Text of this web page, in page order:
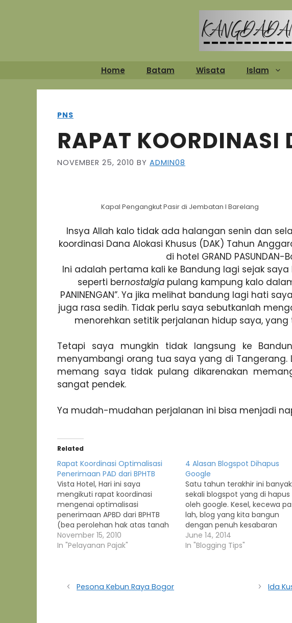
Home Batam Wisata Islam
PNS
RAPAT KOORDINASI
NOVEMBER 25, 2010 BY ADMIN08
Kapal Pengangkut Pasir di Jembatan I Barelang
Insya Allah kalo tidak ada halangan senin dan
koordinasi Dana Alokasi Khusus (DAK) Tahun
di hotel GRAND PASUNDAN-
Ini adalah pertama kali ke Bandung lagi sejak
seperti bernostalgia pulang kampung kalo
PANINENGAN”. Ya jika melihat bandung lagi hati
juga rasa sedih. Tidak perlu saya sebutkanlah
menorehkan setitik perjalanan hidup saya,
Tetapi saya mungkin tidak langsung ke
menyambangi orang tua saya yang di Tangerang.
memang saya tidak pulang dikarenakan
sangat pendek.
Ya mudah-mudahan perjalanan ini bisa menjadi
Related
Rapat Koordinasi Optimalisasi
Penerimaan PAD dari BPHTB
Vista Hotel, Hari ini saya
mengikuti rapat koordinasi
mengenai optimalisasi
penerimaan APBD dari BPHTB
(bea perolehan hak atas tanah
dan bangunan) dimana dengan
keluarnya peraturan baru
sepenuhnya akan dikelola oleh
November 15, 2010
In "Pelayanan Pajak"
4 Alasan Blogspot Dihapus
Google
Satu tahun terakhir ini banyak
sekali blogspot yang di hapus
oleh google. Kesel, kecewa
lah, blog yang kita bangun
dengan penuh kesabaran
berhari-hari langsung lenyap
dalam beberapa detik saja.
bila "diusir" sewaktu-waktu.
June 14, 2014
In "Blogging Tips"
Pesona Kebun Raya Bogor Ida